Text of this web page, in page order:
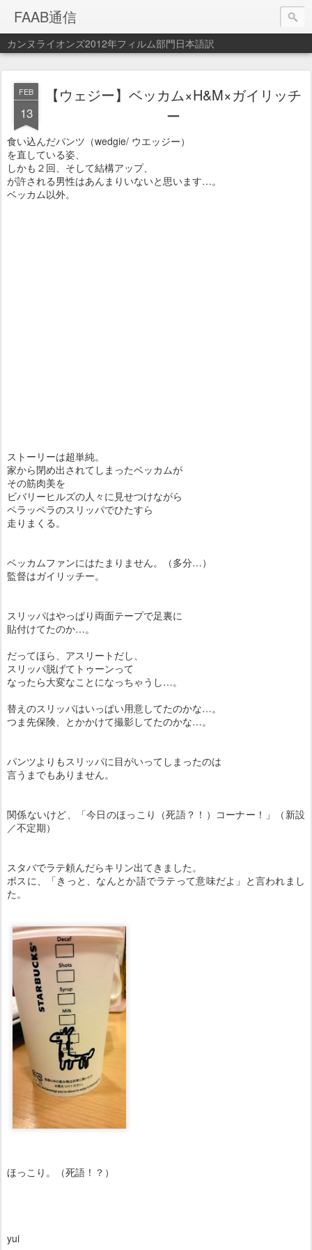
FAAB通信
カンヌライオンズ2012年フィルム部門日本語訳
FEB
13
【ウェジー】ベッカム×H&M×ガイリッチ
ー
食い込んだパンツ（wedgie/ ウエッジー）
を直している姿、
しかも２回、そして結構アップ、
が許される男性はあんまりいないと思います…。
ベッカム以外。
ストーリーは超単純。
家から閉め出されてしまったベッカムが
その筋肉美を
ビバリーヒルズの人々に見せつけながら
ペラッペラのスリッパでひたすら
走りまくる。
ベッカムファンにはたまりません。（多分…）
監督はガイリッチー。
スリッパはやっぱり両面テープで足裏に
貼付けてたのか…。
だってほら、アスリートだし、
スリッパ脱げてトゥーンって
なったら大変なことになっちゃうし…。
替えのスリッパはいっぱい用意してたのかな…。
つま先保険、とかかけて撮影してたのかな…。
パンツよりもスリッパに目がいってしまったのは
言うまでもありません。
関係ないけど、「今日のほっこり（死語？！）コーナー！」（新設
／不定期）
スタバでラテ頼んだらキリン出てきました。
ボスに、「きっと、なんとか語でラテって意味だよ」と言われまし
た。
ほっこり。（死語！？）
yui